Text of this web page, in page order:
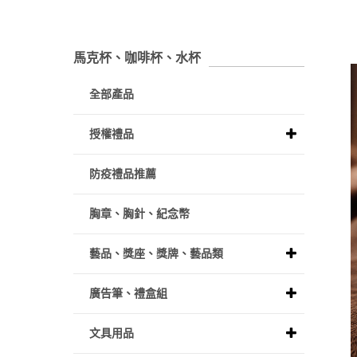
馬克杯、咖啡杯、水杯
全部產品
授權禮品
防疫禮品推薦
胸章、胸針、紀念幣
藝品、獎座、獎牌、藝品類
廣告筆、禮盒組
文具用品